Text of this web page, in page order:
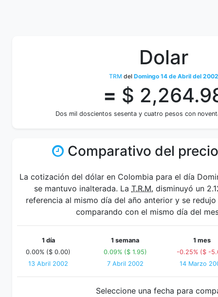
Dolar
TRM del Domingo 14 de Abril del 2002
= $
Dos mil doscientos sesenta y cuatro pesos con
Comparativo del
La cotización del dólar en Colombia para el día
se mantuvo inalterada. La T.R.M. disminuyó un
referencia al mismo día del año anterior y se
comparando con el mismo día del
1 día
0.00% ($ 0.00)
13 Abril 2002
1 semana
0.09% ($ 1.95)
7 Abril 2002
1 mes
-0.25% ($ -
14 Marzo
Seleccione una fecha para